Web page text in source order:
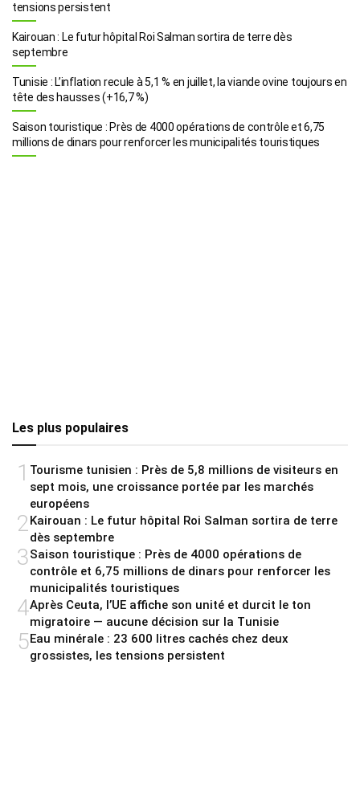
tensions persistent
Kairouan : Le futur hôpital Roi Salman sortira de terre dès
septembre
Tunisie : L’inflation recule à 5,1 % en juillet, la viande ovine toujours en
tête des hausses (+16,7 %)
Saison touristique : Près de 4000 opérations de contrôle et 6,75
millions de dinars pour renforcer les municipalités touristiques
Les plus populaires
1 Tourisme tunisien : Près de 5,8 millions de visiteurs en
sept mois, une croissance portée par les marchés
européens
2Kairouan : Le futur hôpital Roi Salman sortira de terre
dès septembre
3Saison touristique : Près de 4000 opérations de
contrôle et 6,75 millions de dinars pour renforcer les
municipalités touristiques
4Après Ceuta, l’UE affiche son unité et durcit le ton
migratoire — aucune décision sur la Tunisie
5Eau minérale : 23 600 litres cachés chez deux
grossistes, les tensions persistent